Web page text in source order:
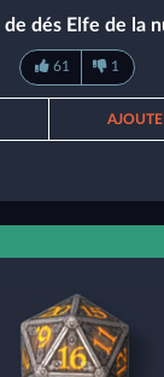
de dés Elfe de la
61 1